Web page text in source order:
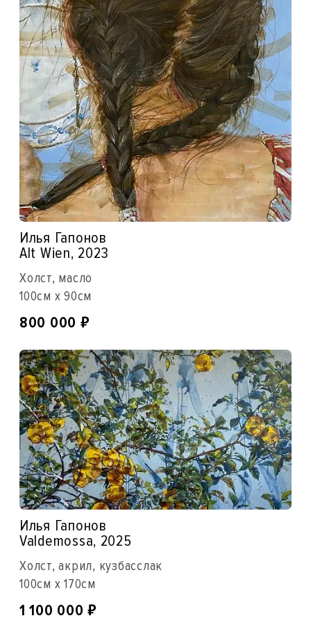
Илья Гапонов
Alt Wien, 2023
Холст, масло
100см x 90см
800 000 ₽
Илья Гапонов
Valdemossa, 2025
Холст, акрил, кузбасслак
100см x 170см
1 100 000₽